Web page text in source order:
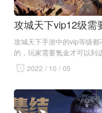
攻城天下vip12级需
少钱 vip12级价格
攻城天下手游中的vip等级都
的，玩家需要氪金才可以到
不过vip确实可以获得不一
具，每个等级可以获得的东
天下v...
2022 / 10 / 05